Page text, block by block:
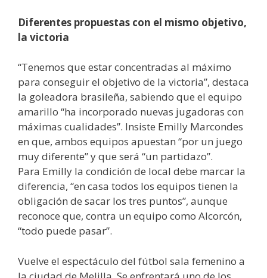
Diferentes propuestas con el mismo objetivo,
la victoria
“Tenemos que estar concentradas al máximo
para conseguir el objetivo de la victoria”, destaca
la goleadora brasileña, sabiendo que el equipo
amarillo “ha incorporado nuevas jugadoras con
máximas cualidades”. Insiste Emilly Marcondes
en que, ambos equipos apuestan “por un juego
muy diferente” y que será “un partidazo”.
Para Emilly la condición de local debe marcar la
diferencia, “en casa todos los equipos tienen la
obligación de sacar los tres puntos”, aunque
reconoce que, contra un equipo como Alcorcón,
“todo puede pasar”.
Vuelve el espectáculo del fútbol sala femenino a